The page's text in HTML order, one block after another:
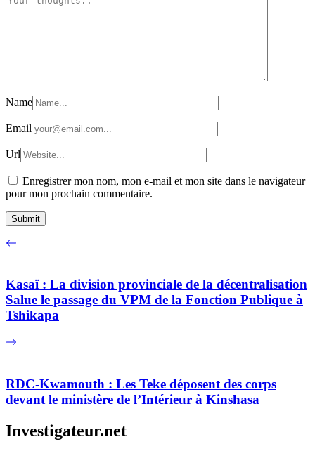
Name
Email
Url
Enregistrer mon nom, mon e-mail et mon site dans le navigateur
pour mon prochain commentaire.
Kasaï : La division provinciale de la décentralisation
Salue le passage du VPM de la Fonction Publique à
Tshikapa
RDC-Kwamouth : Les Teke déposent des corps
devant le ministère de l’Intérieur à Kinshasa
Investigateur.net